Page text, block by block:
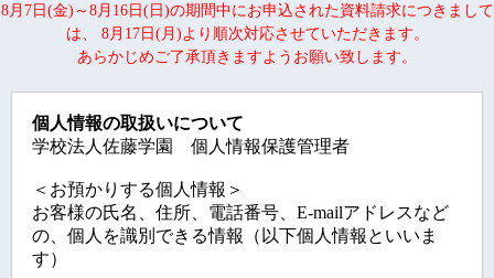
8月7日(金)～8月16日(日)の期間中にお申込された資料請求につきまして
は、 8月17日(月)より順次対応させていただきます。
あらかじめご了承頂きますようお願い致します。